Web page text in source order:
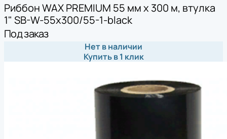
Риббон WAX PREMIUM 55 мм х 300 м, втулка
1" SB-W-55x300/55-1-black
Под заказ
Нет в наличии
Купить в 1 клик